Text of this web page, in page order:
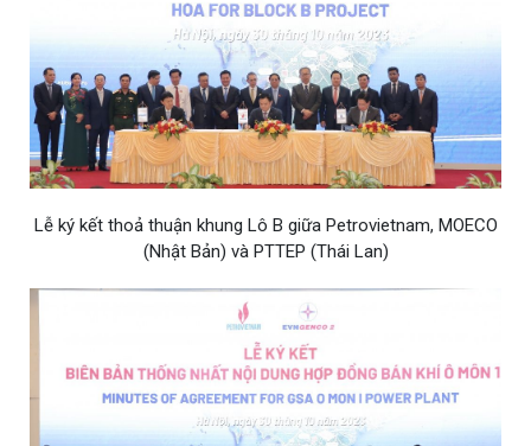
Lễ ký kết thoả thuận khung Lô B giữa Petrovietnam, MOECO
(Nhật Bản) và PTTEP (Thái Lan)